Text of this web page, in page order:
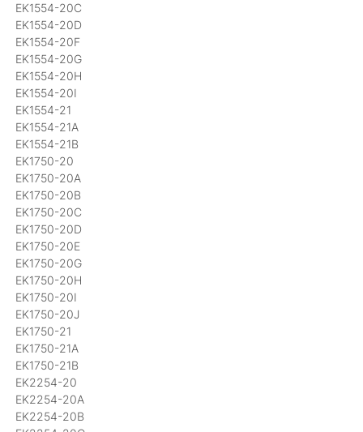
EK1554-20C
EK1554-20D
EK1554-20F
EK1554-20G
EK1554-20H
EK1554-20I
EK1554-21
EK1554-21A
EK1554-21B
EK1750-20
EK1750-20A
EK1750-20B
EK1750-20C
EK1750-20D
EK1750-20E
EK1750-20G
EK1750-20H
EK1750-20I
EK1750-20J
EK1750-21
EK1750-21A
EK1750-21B
EK2254-20
EK2254-20A
EK2254-20B